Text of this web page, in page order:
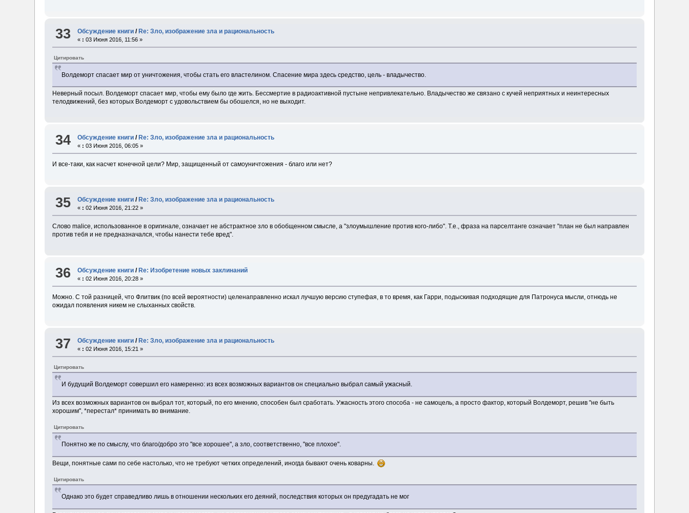
33 Обсуждение книги /Re: Зло, изображение зла и рациональность
« : 03 Июня 2016, 11:56 »
Цитировать
Волдеморт спасает мир от уничтожения, чтобы стать его властелином. Спасение мира здесь средство, цель - владычество.
Неверный посыл. Волдеморт спасает мир, чтобы ему было где жить. Бессмертие в радиоактивной пустыне непривлекательно. Владычество же связано с кучей неприятных и неинтересных
телодвижений, без которых Волдеморт с удовольствием бы обошелся, но не выходит.
34 Обсуждение книги /Re: Зло, изображение зла и рациональность
« : 03 Июня 2016, 06:05 »
И все-таки, как насчет конечной цели? Мир, защищенный от самоуничтожения - благо или нет?
35 Обсуждение книги / Re: Зло, изображение зла и рациональность
« : 02 Июня 2016, 21:22 »
Слово malice, использованное в оригинале, означает не абстрактное зло в обобщенном смысле, а "злоумышление против кого-либо". Т.е., фраза на парселтанге означает "план не был направлен
против тебя и не предназначался, чтобы нанести тебе вред".
36 Обсуждение книги /Re: Изобретение новых заклинаний
« : 02 Июня 2016, 20:28 »
Можно. С той разницей, что Флитвик (по всей вероятности) целенаправленно искал лучшую версию ступефая, в то время, как Гарри, подыскивая подходящие для Патронуса мысли, отнюдь не
ожидал появления никем не слыханных свойств.
37 Обсуждение книги / Re: Зло, изображение зла и рациональность
« : 02 Июня 2016, 15:21 »
Цитировать
И будущий Волдеморт совершил его намеренно: из всех возможных вариантов он специально выбрал самый ужасный.
Из всех возможных вариантов он выбрал тот, который, по его мнению, способен был сработать. Ужасность этого способа - не самоцель, а просто фактор, который Волдеморт, решив "не быть
хорошим", *перестал* принимать во внимание.
Цитировать
Понятно же по смыслу, что благо/добро это "все хорошее", а зло, соответственно, "все плохое".
Вещи, понятные сами по себе настолько, что не требуют четких определений, иногда бывают очень коварны.
Цитировать
Однако это будет справедливо лишь в отношении нескольких его деяний, последствия которых он предугадать не мог